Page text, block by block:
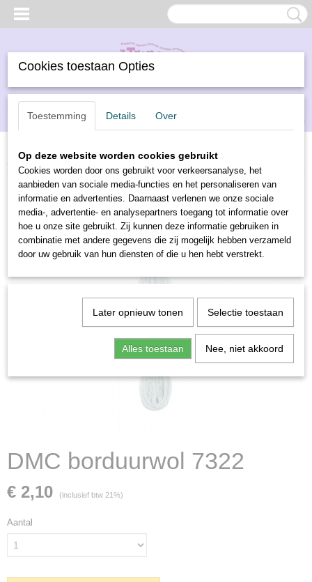
Inloggen Registreren
(0)
Home>Borduren>DMC borduurwol>DMC borduurwol 7322
DMC borduurwol 7322
€ 2,10 (inclusief btw 21%)
Aantal
Cookies toestaan Opties
Toestemming Details Over
Op deze website worden cookies gebruikt
Cookies worden door ons gebruikt voor verkeersanalyse, het
aanbieden van sociale media-functies en het personaliseren van
informatie en advertenties. Daarnaast verlenen we onze sociale
media-, advertentie- en analysepartners toegang tot informatie over
hoe u onze site gebruikt. Zij kunnen deze informatie gebruiken in
combinatie met andere gegevens die zij mogelijk hebben verzameld
door uw gebruik van hun diensten of die u hen hebt verstrekt.
Later opnieuw tonen Selectie toestaan
Alles toestaan Nee, niet akkoord